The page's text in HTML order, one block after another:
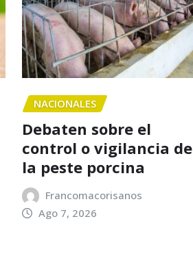
NACIONALES
Debaten sobre el
control o vigilancia de
la peste porcina
Francomacorisanos
Ago 7, 2026